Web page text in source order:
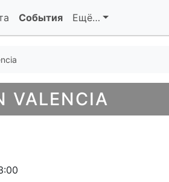
События Ещё…
VALENCIA